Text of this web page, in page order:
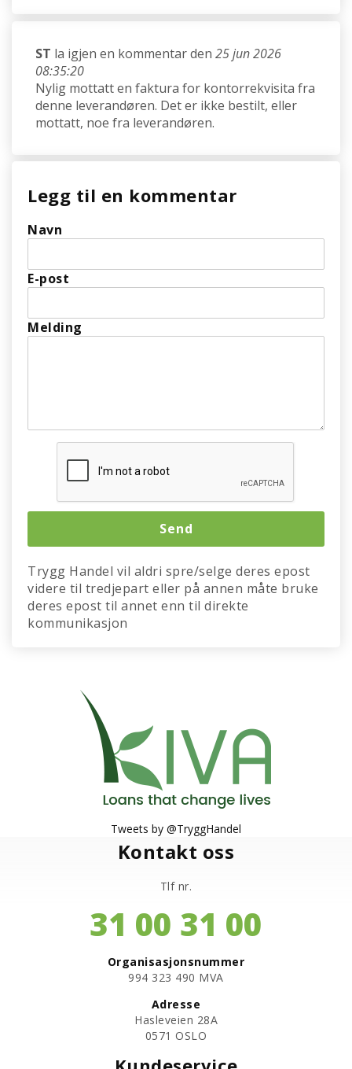
ST la igjen en kommentar den 25 jun 2026
08:35:20
Nylig mottatt en faktura for kontorrekvisita fra
denne leverandøren. Det er ikke bestilt, eller
mottatt, noe fra leverandøren.
Legg til en kommentar
Navn
E-post
Melding
Trygg Handel vil aldri spre/selge deres epost
videre til tredjepart eller på annen måte bruke
deres epost til annet enn til direkte
kommunikasjon
Tweets by @TryggHandel
Kontakt oss
Tlf nr.
31 00 31 00
Organisasjonsnummer
​994 323 490 MVA
Adresse
Hasleveien 28A
0571 OSLO